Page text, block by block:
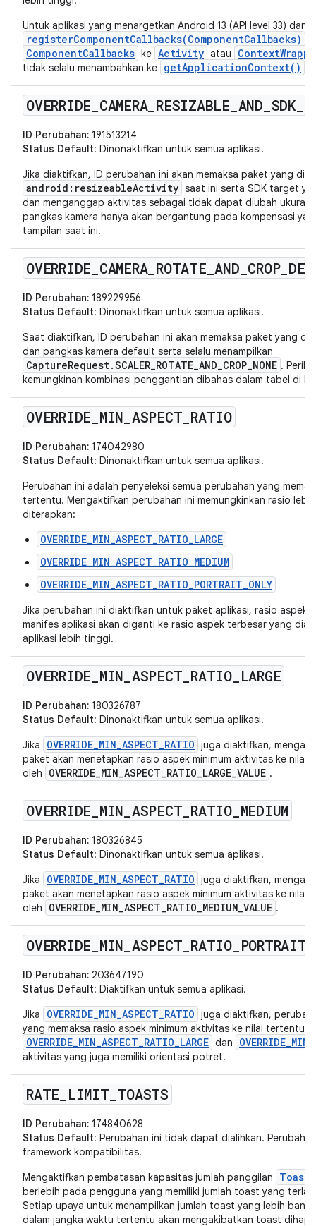
Untuk aplikasi yang menargetkan Android 13 (API level 33) dan
registerComponentCallbacks(ComponentCallbacks)
ComponentCallbacks ke Activity atau
tidak selalu menambahkan ke getApplicationContext()
OVERRIDE CAMERA_ RESIZABLE AND SDK
ID Perubahan: 191513214
Status Default: Dinonaktifkan untuk semua aplikasi.
Jika diaktifkan, ID perubahan ini akan memaksa paket yang
android:resizeableActivity saat ini serta SDK target
dan menganggap aktivitas sebagai tidak dapat diubah
pangkas kamera hanya akan bergantung pada kompensasi
tampilan saat ini.
OVERRIDE CAMERA_ ROTATE AND CROP_
ID Perubahan: 189229956
Status Default: Dinonaktifkan untuk semua aplikasi.
Saat diaktifkan, ID perubahan ini akan memaksa paket yang
dan pangkas kamera default serta selalu menampilkan
CaptureRequest.SCALER_ROTATE_AND_CROP_NONE .
kemungkinan kombinasi penggantian dibahas dalam tabel di
OVERRIDE MIN ASPECT RATIO
ID Perubahan: 174042980
Status Default: Dinonaktifkan untuk semua aplikasi.
Perubahan ini adalah penyeleksi semua perubahan yang
tertentu. Mengaktifkan perubahan ini memungkinkan rasio
diterapkan:
OVERRIDE_MIN_ASPECT_RATIO_LARGE
OVERRIDE_MIN_ASPECT_RATIO_MEDIUM
OVERRIDE_MIN_ASPECT_RATIO_PORTRAIT_ONLY
Jika perubahan ini diaktifkan untuk paket aplikasi, rasio aspek
manifes aplikasi akan diganti ke rasio aspek terbesar yang
aplikasi lebih tinggi.
OVERRIDE MIN ASPECT RATIO_ LARGE
ID Perubahan: 180326787
Status Default: Dinonaktifkan untuk semua aplikasi.
Jika
OVERRIDE_MIN_ASPECT_RATIO juga diaktifkan,
paket akan menetapkan rasio aspek minimum aktivitas ke nilai
oleh
OVERRIDE_MIN_ASPECT_RATIO_LARGE_VALUE .
OVERRIDE MIN ASPECT RATIO_ MEDIUM
ID Perubahan: 180326845
Status Default: Dinonaktifkan untuk semua aplikasi.
Jika
OVERRIDE_MIN_ASPECT_RATIO juga diaktifkan,
paket akan menetapkan rasio aspek minimum aktivitas ke
oleh
OVERRIDE_MIN_ASPECT_RATIO_MEDIUM_VALUE .
OVERRIDE MIN ASPECT RATIO_ PORTRAIT
ID Perubahan: 203647190
Status Default: Diaktifkan untuk semua aplikasi.
Jika
OVERRIDE_MIN_ASPECT_RATIO juga diaktifkan,
yang memaksa rasio aspek minimum aktivitas ke nilai
OVERRIDE_MIN_ASPECT_RATIO_LARGE dan
aktivitas yang juga memiliki orientasi potret.
RATE LIMIT TOASTS
ID Perubahan: 174840628
Status Default: Perubahan ini tidak dapat dialihkan.
framework kompatibilitas.
Mengaktifkan pembatasan kapasitas jumlah panggilan
berlebih pada pengguna yang memiliki jumlah toast yang
Setiap upaya untuk menampilkan jumlah toast yang lebih
dalam jangka waktu tertentu akan mengakibatkan toast